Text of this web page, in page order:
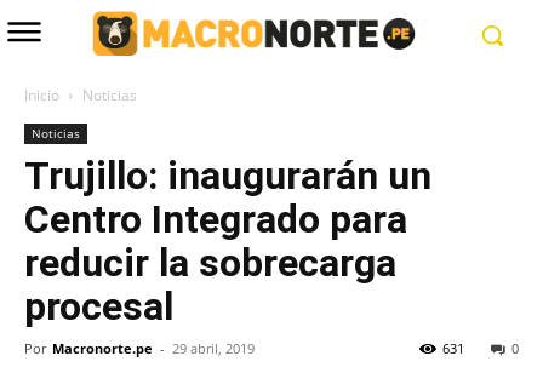
Inicio Noticias
Noticias
Trujillo: inaugurarán un
Centro Integrado para
reducir la sobrecarga
procesal
Por Macronorte.pe - 29 abril, 2019 0
631